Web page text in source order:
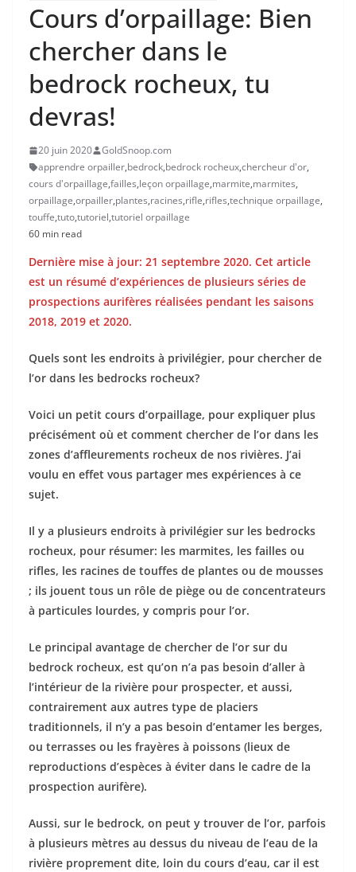
Cours d’orpaillage: Bien
chercher dans le
bedrock rocheux, tu
devras!
20 juin 2020
GoldSnoop.com
apprendre orpailler,bedrock,bedrock rocheux,chercheur d'or,
cours d'orpaillage,failles,leçon orpaillage,marmite,marmites,
orpaillage,orpailler,plantes,racines,rifle,rifles,technique orpaillage,
touffe,tuto,tutoriel,tutoriel orpaillage
60 min read
Dernière mise à jour: 21 septembre 2020. Cet article
est un résumé d’expériences de plusieurs séries de
prospections aurifères réalisées pendant les saisons
2018, 2019 et 2020.
Quels sont les endroits à privilégier, pour chercher de
l’or dans les bedrocks rocheux?
Voici un petit cours d’orpaillage, pour expliquer plus
précisément où et comment chercher de l’or dans les
zones d’affleurements rocheux de nos rivières. J’ai
voulu en effet vous partager mes expériences à ce
sujet.
Il y a plusieurs endroits à privilégier sur les bedrocks
rocheux, pour résumer: les marmites, les failles ou
rifles, les racines de touffes de plantes ou de mousses
; ils jouent tous un rôle de piège ou de concentrateurs
à particules lourdes, y compris pour l’or.
Le principal avantage de chercher de l’or sur du
bedrock rocheux, est qu’on n’a pas besoin d’aller à
l’intérieur de la rivière pour prospecter, et aussi,
contrairement aux autres type de placiers
traditionnels, il n’y a pas besoin d’entamer les berges,
ou terrasses ou les frayères à poissons (lieux de
reproductions d’espèces à éviter dans le cadre de la
prospection aurifère).
Aussi, sur le bedrock, on peut y trouver de l’or, parfois
à plusieurs mètres au dessus du niveau de l’eau de la
rivière proprement dite, loin du cours d’eau, car il est